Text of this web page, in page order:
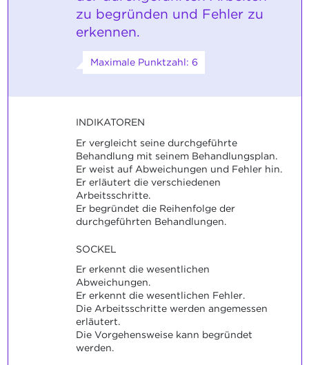
zu begründen und Fehler zu
erkennen.
Maximale Punktzahl: 6
INDIKATOREN
Er vergleicht seine durchgeführte
Behandlung mit seinem Behandlungsplan.
Er weist auf Abweichungen und Fehler hin.
Er erläutert die verschiedenen
Arbeitsschritte.
Er begründet die Reihenfolge der
durchgeführten Behandlungen.
SOCKEL
Er erkennt die wesentlichen
Abweichungen.
Er erkennt die wesentlichen Fehler.
Die Arbeitsschritte werden angemessen
erläutert.
Die Vorgehensweise kann begründet
werden.